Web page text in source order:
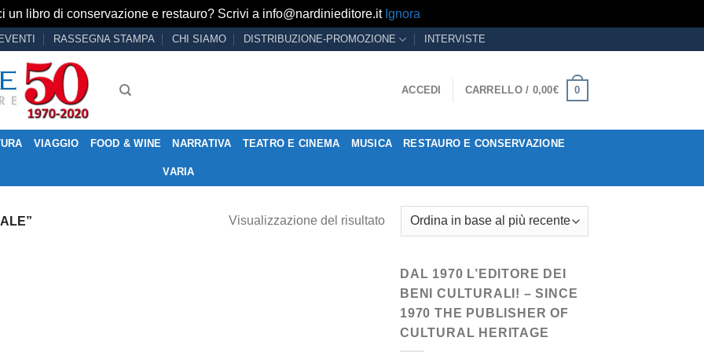
un libro di conservazione e restauro? Scrivi a info@nardinieditore.it Ignora
EVENTI RASSEGNA STAMPA CHI SIAMO DISTRIBUZIONE-PROMOZIONE INTERVISTE
ACCEDI CARRELLO / 0,00€ 0
VIAGGIO FOOD & WINE NARRATIVA TEATRO E CINEMA MUSICA RESTAURO E CONSERVAZIONE
VARIA
Visualizzazione del risultato
DAL 1970 L’EDITORE DEI
BENI CULTURALI! – SINCE
1970 THE PUBLISHER OF
CULTURAL HERITAGE